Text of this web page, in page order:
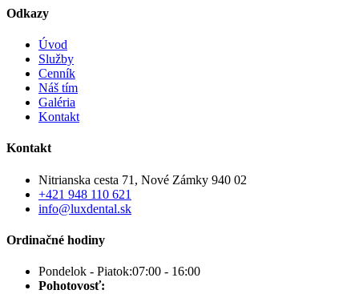
Odkazy
Úvod
Služby
Cenník
Náš tím
Galéria
Kontakt
Kontakt
Nitrianska cesta 71, Nové Zámky 940 02
+421 948 110 621
info@luxdental.sk
Ordinačné hodiny
Pondelok - Piatok:07:00 - 16:00
Pohotovosť: